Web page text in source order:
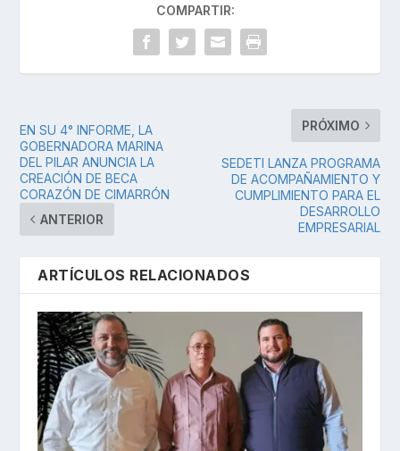
COMPARTIR:
EN SU 4° INFORME, LA
GOBERNADORA MARINA
DEL PILAR ANUNCIA LA
CREACIÓN DE BECA
CORAZÓN DE CIMARRÓN
ANTERIOR
PRÓXIMO
SEDETI LANZA PROGRAMA
DE ACOMPAÑAMIENTO Y
CUMPLIMIENTO PARA EL
DESARROLLO
EMPRESARIAL
ARTÍCULOS RELACIONADOS